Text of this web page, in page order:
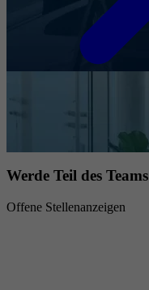
Werde Teil des Teams
Offene Stellenanzeigen